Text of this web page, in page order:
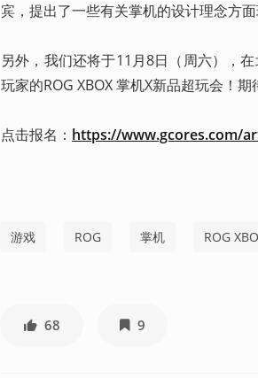
宾，提出了一些有关掌机的设计理念方
另外，我们还将于11月8日（周六），
玩家的ROG XBOX 掌机X新品超玩会！
点击报名： https://www.gcores.com/
游戏 ROG 掌机 ROG
68 9